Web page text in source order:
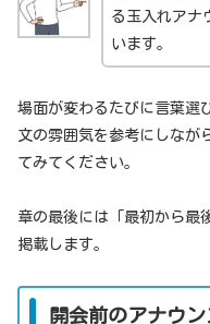
る玉入れアナ
います。
場面が変わるたびに言葉選
文の雰囲気を参考にしなが
てみてください。
章の最後には「最初から最
掲載します。
開会前のアナウ